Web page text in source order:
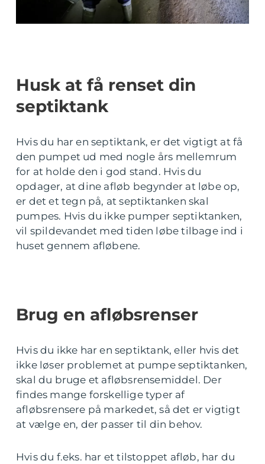
Husk at få renset din
septiktank
Hvis du har en septiktank, er det vigtigt at få
den pumpet ud med nogle års mellemrum
for at holde den i god stand. Hvis du
opdager, at dine afløb begynder at løbe op,
er det et tegn på, at septiktanken skal
pumpes. Hvis du ikke pumper septiktanken,
vil spildevandet med tiden løbe tilbage ind i
huset gennem afløbene.
Brug en afløbsrenser
Hvis du ikke har en septiktank, eller hvis det
ikke løser problemet at pumpe septiktanken,
skal du bruge et afløbsrensemiddel. Der
findes mange forskellige typer af
afløbsrensere på markedet, så det er vigtigt
at vælge en, der passer til din behov.
Hvis du f.eks. har et tilstoppet afløb, har du